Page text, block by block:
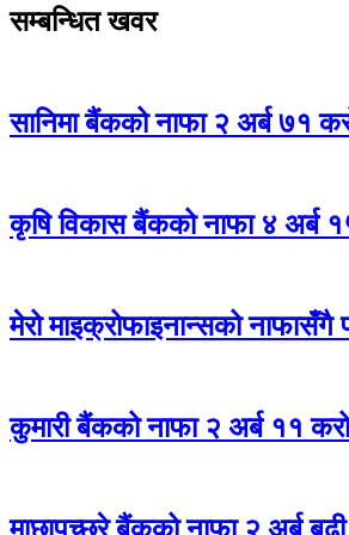
सम्बन्धित खवर
सानिमा बैंकको नाफा २ अर्ब ७१
कृषि विकास बैंकको नाफा ४ अर्ब
मेरो माइक्रोफाइनान्सको नाफासँगै
कुमारी बैंकको नाफा २ अर्ब ११
माछापुच्छ्रे बैंकको नाफा २ अर्ब बढी